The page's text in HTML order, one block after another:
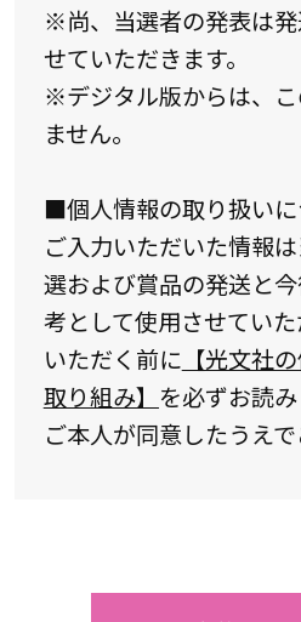
※尚、当選者の発表は
せていただきます。
※デジタル版からは、
ません。
■個人情報の取り扱いに
ご入力いただいた情報
選および賞品の発送と
考として使用させてい
いただく前に 【光文社
取り組み】 を必ずお読
ご本人が同意したうえで